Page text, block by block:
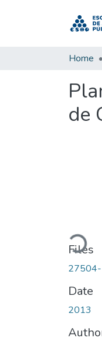
Home
de
Loading...
Files
Date
2013